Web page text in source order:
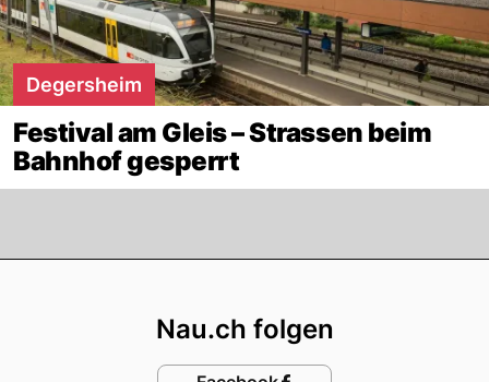
Degersheim
Festival am Gleis – Strassen beim
Bahnhof gesperrt
Nau.ch folgen